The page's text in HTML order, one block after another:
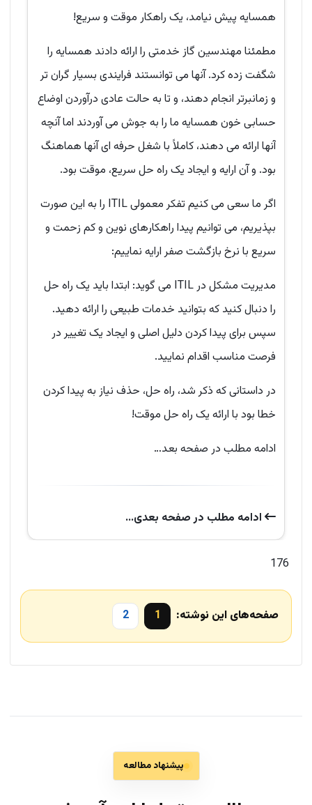
همسایه پیش نیامد، یک راهکار موقت و سریع!
مطمئنا مهندسین گاز خدمتی را ارائه دادند همسایه را
شگفت زده کرد. آنها می توانستند فرایندی بسیار گران تر
و زمانبرتر انجام دهند، و تا به حالت عادی درآوردن اوضاع
حسابی خون همسایه ما را به جوش می آوردند اما آنچه
آنها ارائه می دهند، کاملاً با شغل حرفه ای آنها هماهنگ
بود. و آن ارایه و ایجاد یک راه حل سریع، موقت بود.
اگر ما سعی می کنیم تفکر معمولی ITIL را به این صورت
بپذیریم، می توانیم پیدا راهکارهای نوین و کم زحمت و
سریع با نرخ بازگشت صفر ارایه نماییم:
مدیریت مشکل در ITIL می گوید: ابتدا باید یک راه حل
را دنبال کنید که بتوانید خدمات طبیعی را ارائه دهید.
سپس برای پیدا کردن دلیل اصلی و ایجاد یک تغییر در
فرصت مناسب اقدام نمایید.
در داستانی که ذکر شد، راه حل، حذف نیاز به پیدا کردن
خطا بود با ارائه یک راه حل موقت!
ادامه مطلب در صفحه بعد…
ادامه‌ مطلب در صفحه‌ بعدی...
176
صفحه‌های این نوشته: 1
2
پیشنهاد مطالعه